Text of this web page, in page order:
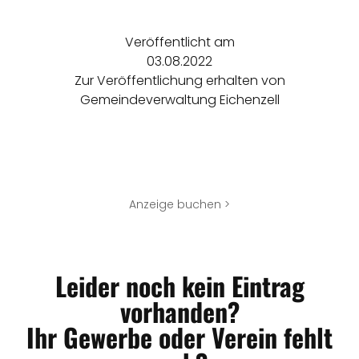
Veröffentlicht am
03.08.2022
Zur Veröffentlichung erhalten von
Gemeindeverwaltung Eichenzell
Anzeige buchen >
Leider noch kein Eintrag
vorhanden?
Ihr Gewerbe oder Verein fehlt